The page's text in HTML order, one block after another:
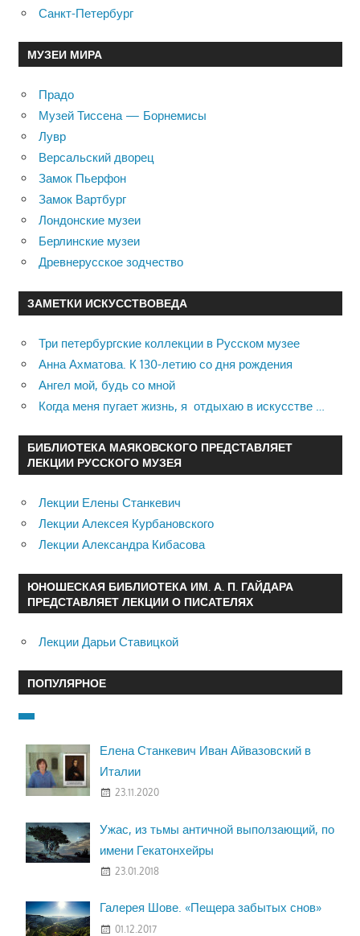
Санкт-Петербург
МУЗЕИ МИРА
Прадо
Музей Тиссена — Борнемисы
Лувр
Версальский дворец
Замок Пьерфон
Замок Вартбург
Лондонские музеи
Берлинские музеи
Древнерусское зодчество
ЗАМЕТКИ ИСКУССТВОВЕДА
Три петербургские коллекции в Русском музее
Анна Ахматова. К 130-летию со дня рождения
Ангел мой, будь со мной
Когда меня пугает жизнь, я отдыхаю в искусстве …
БИБЛИОТЕКА МАЯКОВСКОГО ПРЕДСТАВЛЯЕТ
ЛЕКЦИИ РУССКОГО МУЗЕЯ
Лекции Елены Станкевич
Лекции Алексея Курбановского
Лекции Александра Кибасова
ЮНОШЕСКАЯ БИБЛИОТЕКА ИМ. А. П. ГАЙДАРА
ПРЕДСТАВЛЯЕТ ЛЕКЦИИ О ПИСАТЕЛЯХ
Лекции Дарьи Ставицкой
ПОПУЛЯРНОЕ
Елена Станкевич Иван Айвазовский в
Италии
23.11.2020
Ужас, из тьмы античной выползающий, по
имени Гекатонхейры
23.01.2018
Галерея Шове. «Пещера забытых снов»
01.12.2017